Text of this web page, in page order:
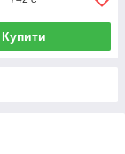
Купити